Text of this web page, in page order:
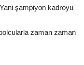
şampiyon kadroyu
zaman zaman